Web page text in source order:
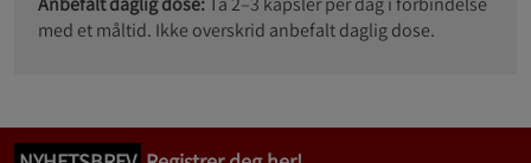
med et måltid. Ikke overskrid anbefalt daglig dose.